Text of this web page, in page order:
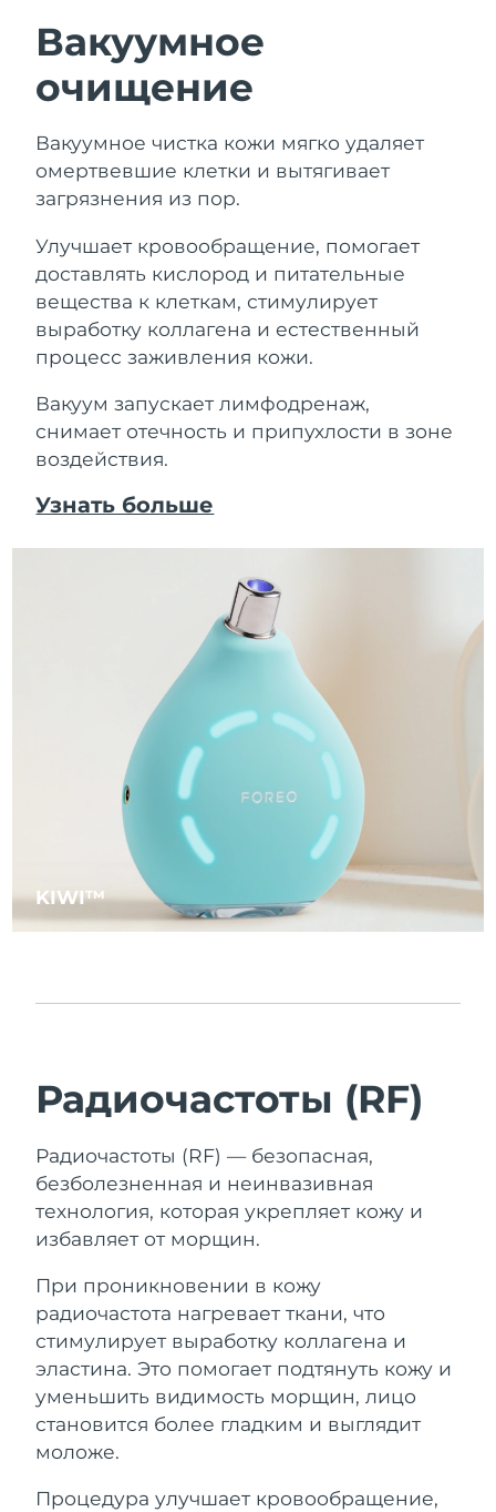
Вакуумное
очищение
Вакуумное чистка кожи мягко удаляет
омертвевшие клетки и вытягивает
загрязнения из пор.
Улучшает кровообращение, помогает
доставлять кислород и питательные
вещества к клеткам, стимулирует
выработку коллагена и естественный
процесс заживления кожи.
Вакуум запускает лимфодренаж,
снимает отечность и припухлости в зоне
воздействия.
Узнать больше
KIWI™
Радиочастоты (RF)
Радиочастоты (RF) — безопасная,
безболезненная и неинвазивная
технология, которая укрепляет кожу и
избавляет от морщин.
При проникновении в кожу
радиочастота нагревает ткани, что
стимулирует выработку коллагена и
эластина. Это помогает подтянуть кожу и
уменьшить видимость морщин, лицо
становится более гладким и выглядит
моложе.
Процедура улучшает кровообращение,